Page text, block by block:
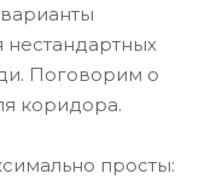
Поговорим о
коридора.
просты: